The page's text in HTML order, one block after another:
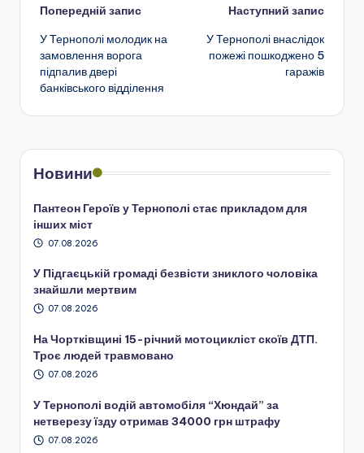
Навігація
по
запису
Попередній запис
У Тернополі молодик на
замовлення ворога
підпалив двері
банківського відділення
Наступний запис
У Тернополі внаслідок
пожежі пошкоджено 5
гаражів
Новини
Пантеон Героїв у Тернополі стає прикладом для
інших міст
07.08.2026
У Підгаєцькій громаді безвісти зниклого чоловіка
знайшли мертвим
07.08.2026
На Чортківщині 15-річний мотоцикліст скоїв ДТП.
Троє людей травмовано
07.08.2026
У Тернополі водій автомобіля “Хюндай” за
нетверезу їзду отримав 34000 грн штрафу
07.08.2026